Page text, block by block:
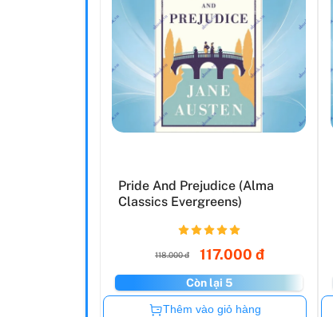
Pride And Prejudice (Alma
Classics Evergreens)
118.000 đ 117.000 đ
Còn lại 5
Còn hàng
Thêm vào giỏ hàng